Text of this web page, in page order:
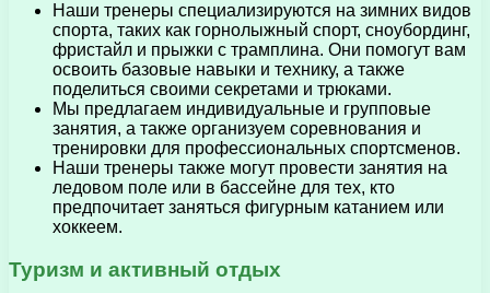
Наши тренеры специализируются на зимних видов
спорта, таких как горнолыжный спорт, сноубординг,
фристайл и прыжки с трамплина. Они помогут вам
освоить базовые навыки и технику, а также
поделиться своими секретами и трюками.
Мы предлагаем индивидуальные и групповые
занятия, а также организуем соревнования и
тренировки для профессиональных спортсменов.
Наши тренеры также могут провести занятия на
ледовом поле или в бассейне для тех, кто
предпочитает заняться фигурным катанием или
хоккеем.
Туризм и активный отдых